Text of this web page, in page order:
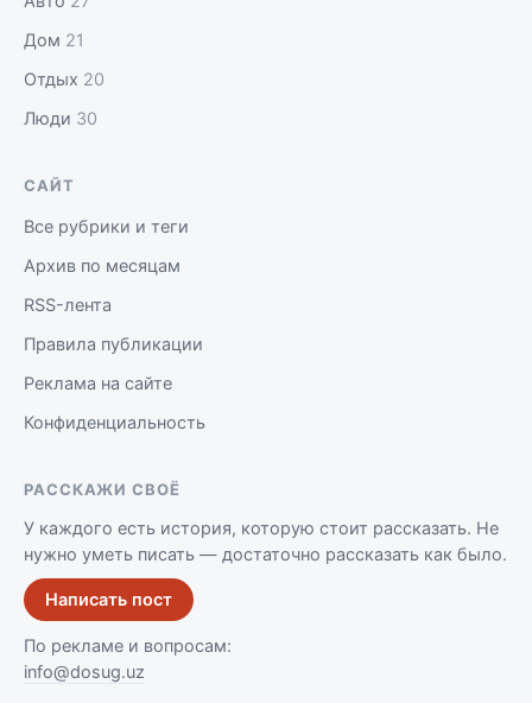
Дом 21
Отдых 20
Люди 30
САЙТ
Все рубрики и теги
Архив по месяцам
RSS-лента
Правила публикации
Реклама на сайте
Конфиденциальность
РАССКАЖИ СВОЁ
У каждого есть история, которую стоит рассказать. Не
нужно уметь писать — достаточно рассказать как было.
Написать пост
По рекламе и вопросам:
info@dosug.uz